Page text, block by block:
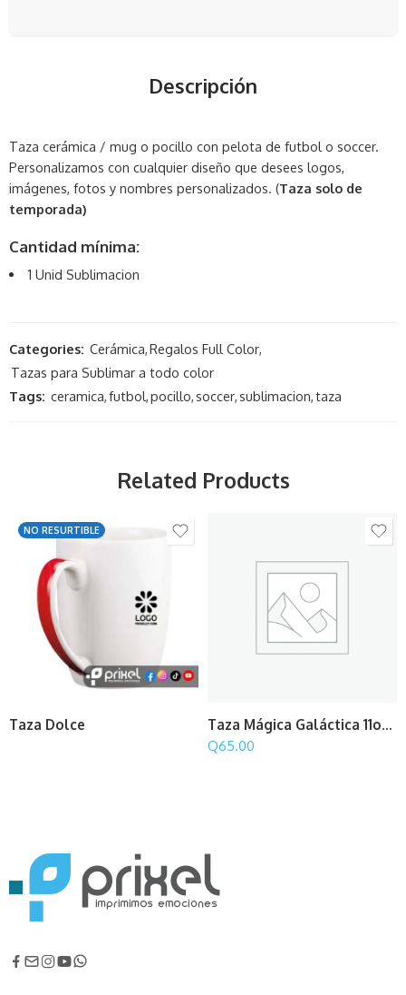
Descripción
Taza cerámica / mug o pocillo con pelota de futbol o soccer.
Personalizamos con cualquier diseño que desees logos,
imágenes, fotos y nombres personalizados. (Taza solo de
temporada)
Cantidad mínima:
1 Unid Sublimacion
Categories: Cerámica Regalos Full Color
Tazas para Sublimar a todo color
Tags: ceramica futbol pocillo soccer sublimacion taza
Related Products
NO RESURTIBLE
Taza Dolce Taza Mágica Galáctica 11onz.
Q65.00